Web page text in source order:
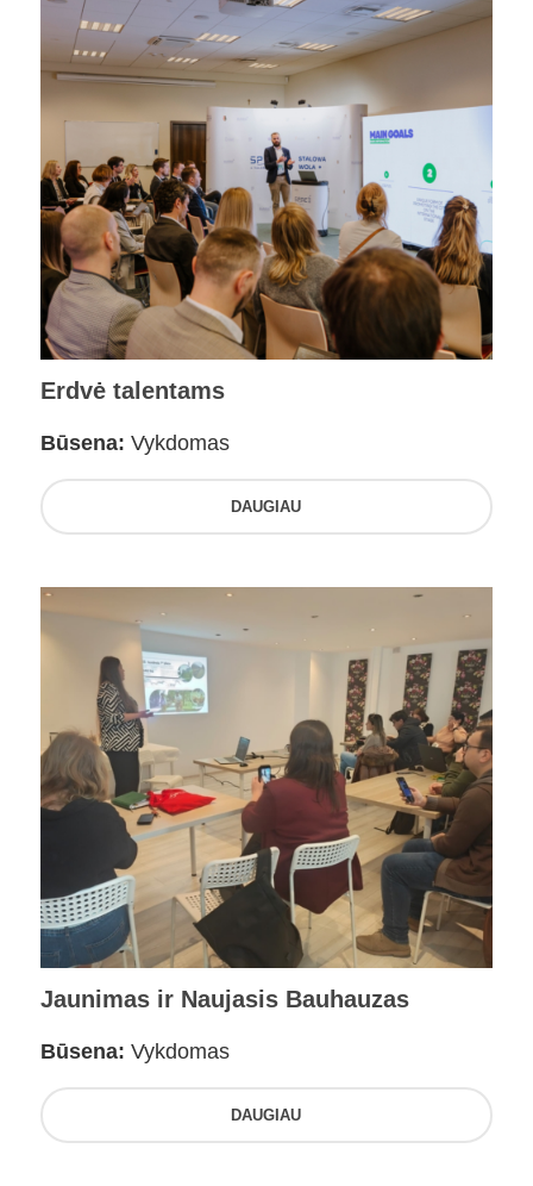
Erdvė talentams
Būsena: Vykdomas
DAUGIAU
Jaunimas ir Naujasis Bauhauzas
Būsena: Vykdomas
DAUGIAU